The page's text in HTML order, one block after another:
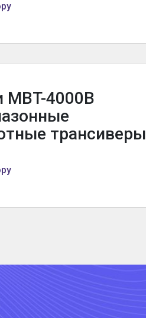
MBT-4000B
трансиверы